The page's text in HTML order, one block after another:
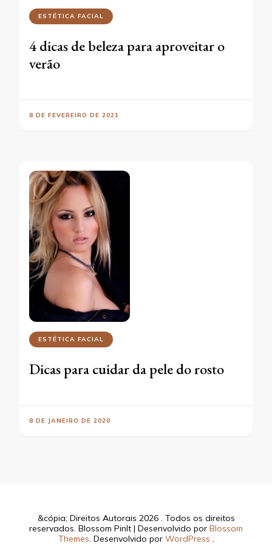
ESTÉTICA FACIAL
4 dicas de beleza para aproveitar o
verão
8 DE FEVEREIRO DE 2021
ESTÉTICA FACIAL
Dicas para cuidar da pele do rosto
8 DE JANEIRO DE 2020
&cópia; Direitos Autorais 2026 . Todos os direitos
reservados. Blossom PinIt | Desenvolvido por Blossom
Themes. Desenvolvido por WordPress .